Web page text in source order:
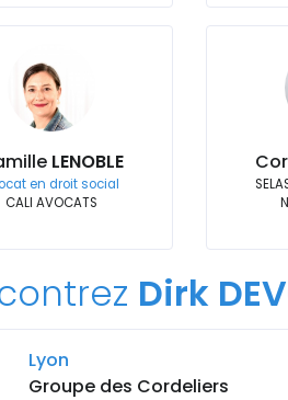
LENOBLE
en droit social
CALI AVOCATS
Dirk
Lyon
Groupe des Cordeliers